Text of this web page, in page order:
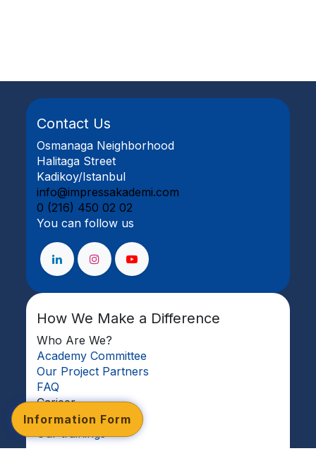
Contact Us
Osmanaga Neighborhood
Halitaga Street
Kadikoy/Istanbul
info@impressakademi.com
0 (216) 450 02 02
You can follow us
How We Make a Difference
Who Are We?
Academy Committee
Our Project Partners
FAQ
Carieer
Referance
Our trainings
Information Form